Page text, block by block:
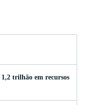
trilhão em recursos